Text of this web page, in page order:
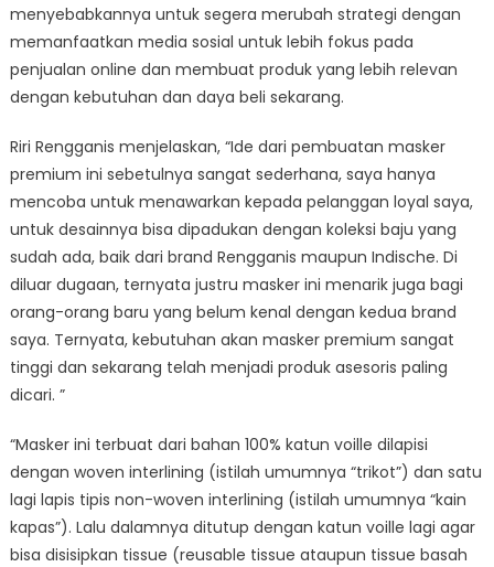
menyebabkannya untuk segera merubah strategi dengan
memanfaatkan media sosial untuk lebih fokus pada
penjualan online dan membuat produk yang lebih relevan
dengan kebutuhan dan daya beli sekarang.
Riri Rengganis menjelaskan, “Ide dari pembuatan masker
premium ini sebetulnya sangat sederhana, saya hanya
mencoba untuk menawarkan kepada pelanggan loyal saya,
untuk desainnya bisa dipadukan dengan koleksi baju yang
sudah ada, baik dari brand Rengganis maupun Indische. Di
diluar dugaan, ternyata justru masker ini menarik juga bagi
orang-orang baru yang belum kenal dengan kedua brand
saya. Ternyata, kebutuhan akan masker premium sangat
tinggi dan sekarang telah menjadi produk asesoris paling
dicari. ”
“Masker ini terbuat dari bahan 100% katun voille dilapisi
dengan woven interlining (istilah umumnya “trikot”) dan satu
lagi lapis tipis non-woven interlining (istilah umumnya “kain
kapas”). Lalu dalamnya ditutup dengan katun voille lagi agar
bisa disisipkan tissue (reusable tissue ataupun tissue basah